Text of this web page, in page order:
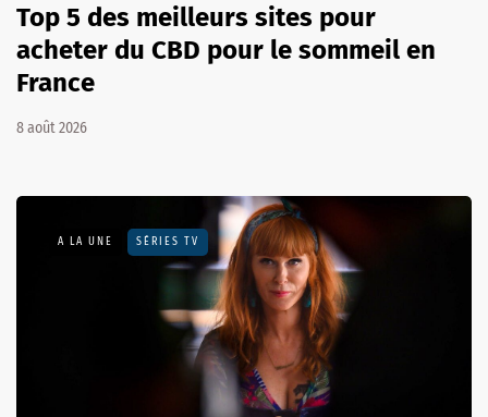
Top 5 des meilleurs sites pour
acheter du CBD pour le sommeil en
France
8 août 2026
A LA UNE SÉRIES TV